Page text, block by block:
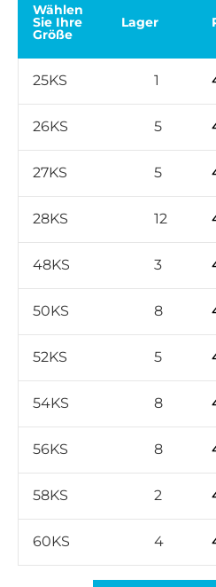
Wählen
Sie Ihre
Größe
Lager
25KS 1
26KS 5
27KS 5
28KS 12
48KS 3
50KS 8
52KS 5
54KS 8
56KS 8
58KS 2
60KS 4